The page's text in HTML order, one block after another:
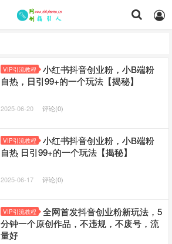
VIP引流教程
小红书抖音创业粉，小B端粉
自热，日引99+的一个玩法【揭秘】
2025-06-20 评论(0)
VIP引流教程
小红书抖音创业粉，小B端粉
自热 日引99+的一个玩法【揭秘】
2025-06-17 评论(0)
VIP引流教程
全网首发抖音创业粉新玩法，5
分钟一个原创作品，不违规，不废号，流
量好